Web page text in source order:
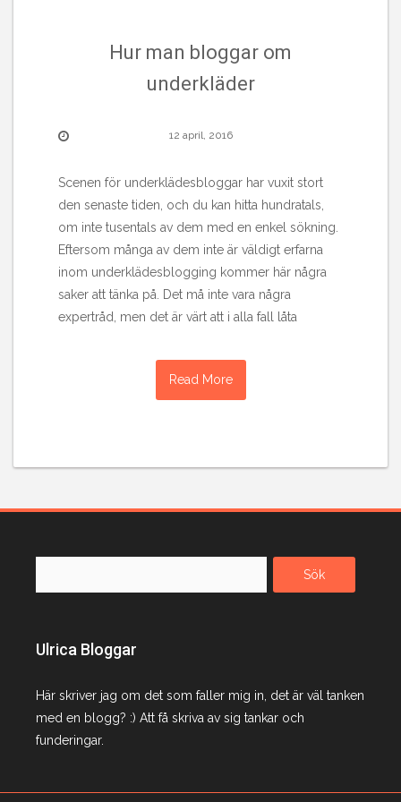
Hur man bloggar om
underkläder
12 april, 2016
Scenen för underklädesbloggar har vuxit stort
den senaste tiden, och du kan hitta hundratals,
om inte tusentals av dem med en enkel sökning.
Eftersom många av dem inte är väldigt erfarna
inom underklädesblogging kommer här några
saker att tänka på. Det må inte vara några
expertråd, men det är värt att i alla fall låta
Read More
Ulrica Bloggar
Här skriver jag om det som faller mig in, det är väl tanken
med en blogg? :) Att få skriva av sig tankar och
funderingar.